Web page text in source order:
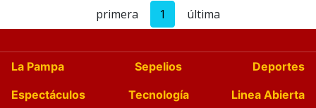
primera 1 última
La Pampa Sepelios
Deportes
Espectáculos
Tecnología
Linea Abierta